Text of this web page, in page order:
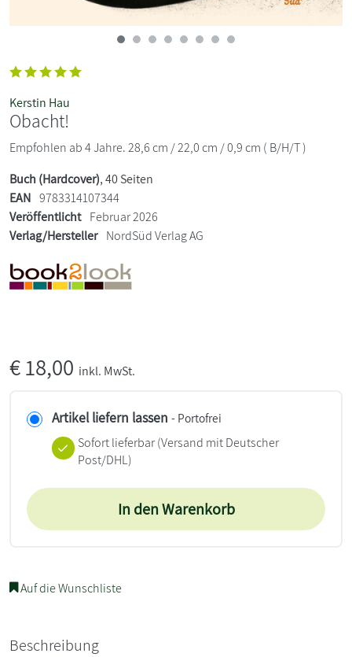
Kerstin Hau
Obacht!
Empfohlen ab 4 Jahre. 28,6 cm / 22,0 cm / 0,9 cm ( B/H/T )
Buch (Hardcover), 40 Seiten
EAN 9783314107344
Veröffentlicht Februar 2026
Verlag/Hersteller NordSüd Verlag AG
€18,00 inkl. MwSt.
Artikel liefern lassen - Portofrei
Sofort lieferbar(Versand mit Deutscher
Post/DHL)
In den Warenkorb
Auf die Wunschliste
Beschreibung